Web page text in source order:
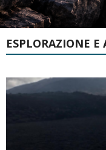
ESPLORAZIONE